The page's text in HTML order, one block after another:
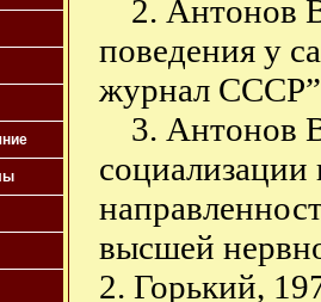
2. Антонов
поведения у
журнал
3. Антонов
высшей
2. Горький,